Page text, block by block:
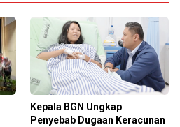
Kepala BGN Ungkap
Penyebab Dugaan Keracunan